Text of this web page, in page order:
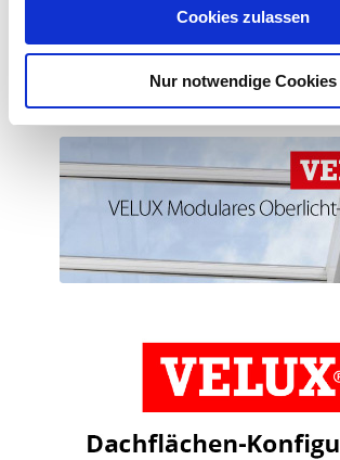
Cookies zulassen
Nur notwendige Cookies